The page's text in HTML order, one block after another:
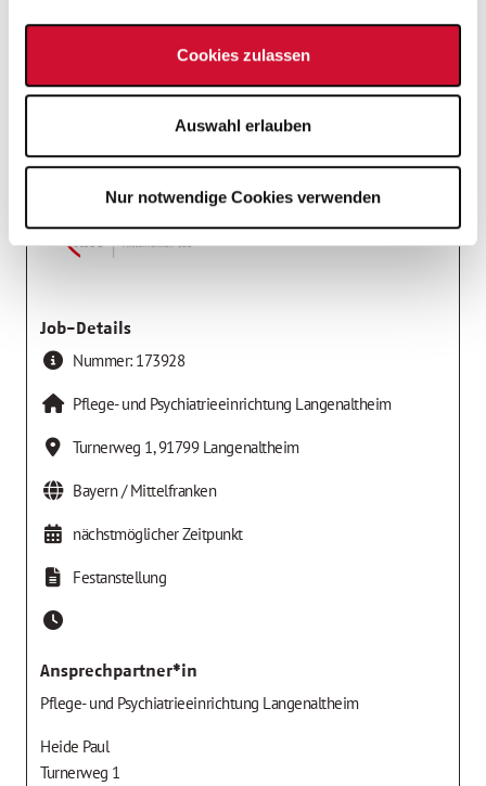
Cookies zulassen
Auswahl erlauben
Nur notwendige Cookies verwenden
stellv. Hauswirtschaftsleiter *in
Einrichtungen der Altenhilfe
Arbeitgeber
AWO Kreisverband Mittelfranken-Süd e.V.
Job-Details
Nummer: 173928
Pflege- und Psychiatrieeinrichtung Langenaltheim
Turnerweg 1,91799 Langenaltheim
Bayern / Mittelfranken
nächstmöglicher Zeitpunkt
Festanstellung
Ansprechpartner*in
Pflege- und Psychiatrieeinrichtung Langenaltheim
Heide Paul
Turnerweg 1